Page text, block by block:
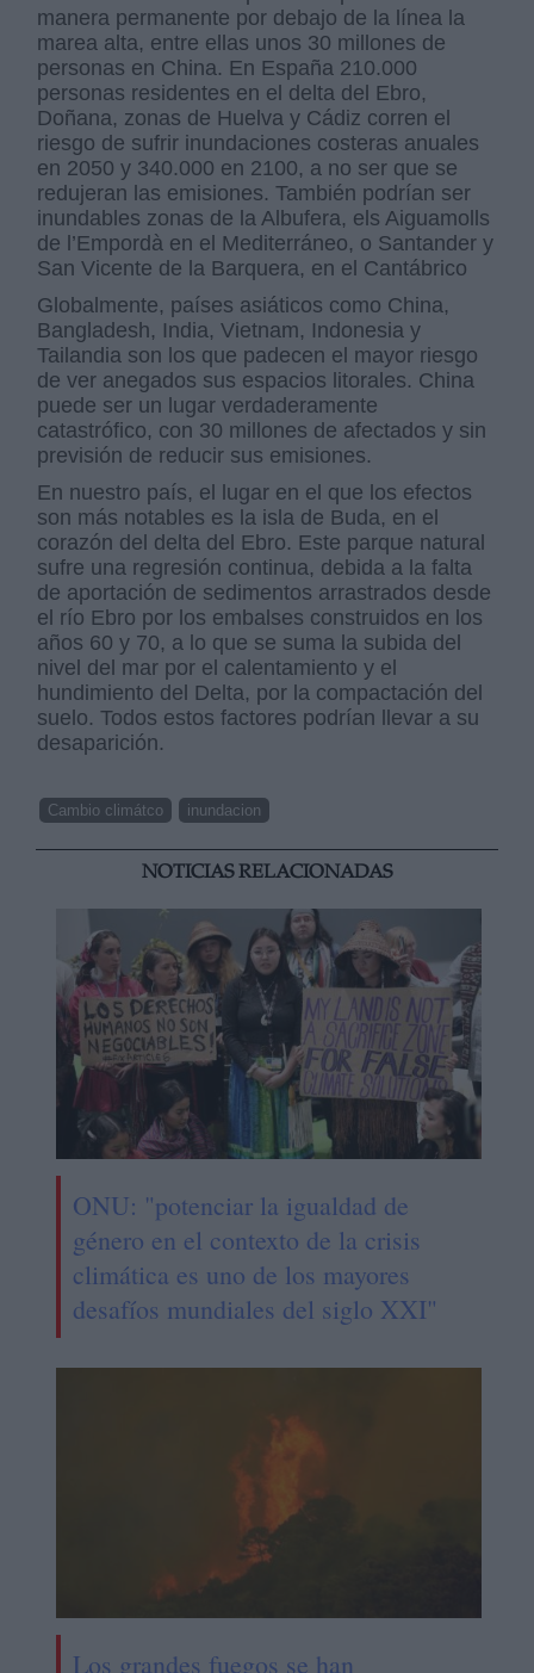
manera permanente por debajo de la línea la
marea alta, entre ellas unos 30 millones de
personas en China. En España 210.000
personas residentes en el delta del Ebro,
Doñana, zonas de Huelva y Cádiz corren el
riesgo de sufrir inundaciones costeras anuales
en 2050 y 340.000 en 2100, a no ser que se
redujeran las emisiones. También podrían ser
inundables zonas de la Albufera, els Aiguamolls
de l’Empordà en el Mediterráneo, o Santander y
San Vicente de la Barquera, en el Cantábrico
Globalmente, países asiáticos como China,
Bangladesh, India, Vietnam, Indonesia y
Tailandia son los que padecen el mayor riesgo
de ver anegados sus espacios litorales. China
puede ser un lugar verdaderamente
catastrófico, con 30 millones de afectados y sin
previsión de reducir sus emisiones.
En nuestro país, el lugar en el que los efectos
son más notables es la isla de Buda, en el
corazón del delta del Ebro. Este parque natural
sufre una regresión continua, debida a la falta
de aportación de sedimentos arrastrados desde
el río Ebro por los embalses construidos en los
años 60 y 70, a lo que se suma la subida del
nivel del mar por el calentamiento y el
hundimiento del Delta, por la compactación del
suelo. Todos estos factores podrían llevar a su
desaparición.
Cambio climátco inundacion
NOTICIAS RELACIONADAS
ONU: "potenciar la igualdad de
género en el contexto de la crisis
climática es uno de los mayores
desafíos mundiales del siglo XXI"
Los grandes fuegos se han